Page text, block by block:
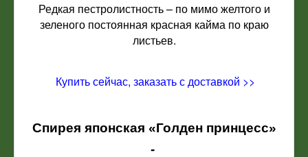
Редкая пестролистность – по мимо желтого и
зеленого постоянная красная кайма по краю
листьев.
Купить сейчас, заказать с доставкой >>
Спирея японская «Голден принцесс»
-